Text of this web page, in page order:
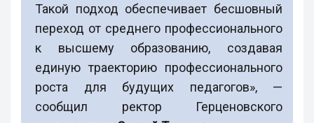
Такой подход обеспечивает бесшовный
переход от среднего профессионального
к высшему образованию, создавая
единую траекторию профессионального
роста для будущих педагогов», —
сообщил ректор Герценовского